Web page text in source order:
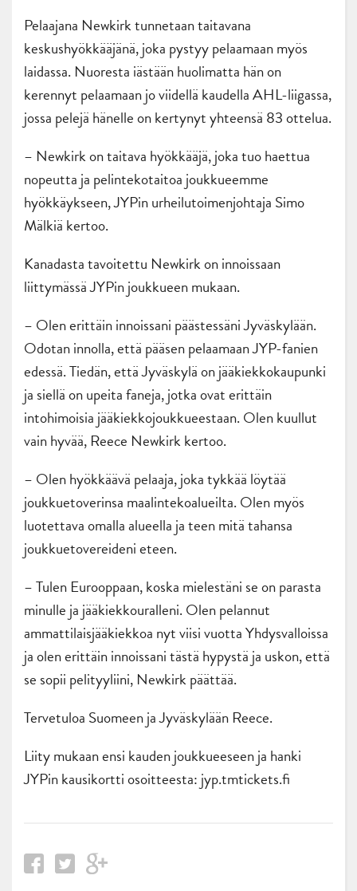
Pelaajana Newkirk tunnetaan taitavana
keskushyökkääjänä, joka pystyy pelaamaan myös
laidassa. Nuoresta iästään huolimatta hän on
kerennyt pelaamaan jo viidellä kaudella AHL-liigassa,
jossa pelejä hänelle on kertynyt yhteensä 83 ottelua.
– Newkirk on taitava hyökkääjä, joka tuo haettua
nopeutta ja pelintekotaitoa joukkueemme
hyökkäykseen, JYPin urheilutoimenjohtaja Simo
Mälkiä kertoo.
Kanadasta tavoitettu Newkirk on innoissaan
liittymässä JYPin joukkueen mukaan.
– Olen erittäin innoissani päästessäni Jyväskylään.
Odotan innolla, että pääsen pelaamaan JYP-fanien
edessä. Tiedän, että Jyväskylä on jääkiekkokaupunki
ja siellä on upeita faneja, jotka ovat erittäin
intohimoisia jääkiekkojoukkueestaan. Olen kuullut
vain hyvää, Reece Newkirk kertoo.
– Olen hyökkäävä pelaaja, joka tykkää löytää
joukkuetoverinsa maalintekoalueilta. Olen myös
luotettava omalla alueella ja teen mitä tahansa
joukkuetovereideni eteen.
– Tulen Eurooppaan, koska mielestäni se on parasta
minulle ja jääkiekkouralleni. Olen pelannut
ammattilaisjääkiekkoa nyt viisi vuotta Yhdysvalloissa
ja olen erittäin innoissani tästä hypystä ja uskon, että
se sopii pelityyliini, Newkirk päättää.
Tervetuloa Suomeen ja Jyväskylään Reece.
Liity mukaan ensi kauden joukkueeseen ja hanki
JYPin kausikortti osoitteesta: jyp.tmtickets.fi